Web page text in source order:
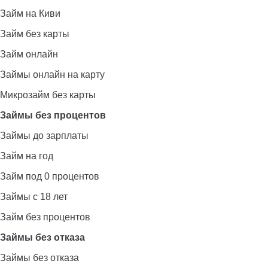
Займ на Киви
Займ без карты
Займ онлайн
Займы онлайн на карту
Микрозайм без карты
Займы без процентов
Займы до зарплаты
Займ на год
Займ под 0 процентов
Займы с 18 лет
Займ без процентов
Займы без отказа
Займы без отказа